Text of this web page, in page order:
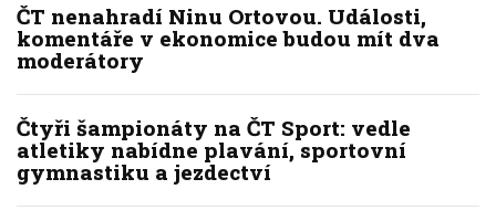
ČT nenahradí Ninu Ortovou. Události,
komentáře v ekonomice budou mít dva
moderátory
Čtyři šampionáty na ČT Sport: vedle
atletiky nabídne plavání, sportovní
gymnastiku a jezdectví